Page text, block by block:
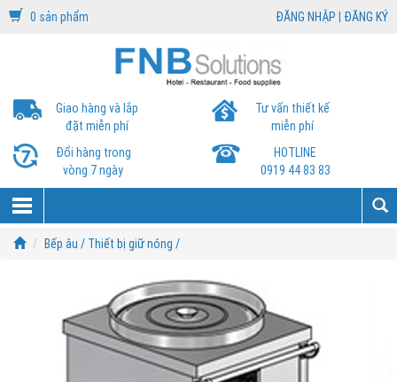
0 sản phẩm ĐĂNG NHẬP | ĐĂNG KÝ
Giao hàng và lắp
đặt miễn phí
Tư vấn thiết kế
miễn phí
Đổi hàng trong
vòng 7 ngày
HOTLINE
0919 44 83 83
Bếp âu / Thiết bị giữ nóng /